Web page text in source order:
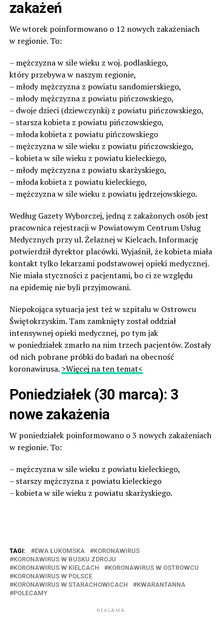
zakażeń
We wtorek poinformowano o 12 nowych zakażeniach
w regionie. To:
– mężczyzna w sile wieku z woj. podlaskiego,
który przebywa w naszym regionie,
– młody mężczyzna z powiatu sandomierskiego,
– młody mężczyzna z powiatu pińczowskiego,
– dwoje dzieci (dziewczynki) z powiatu pińczowskiego,
– starsza kobieta z powiatu pińczowskiego,
– młoda kobieta z powiatu pińczowskiego
– mężczyzna w sile wieku z powiatu pińczowskiego,
– kobieta w sile wieku z powiatu kieleckiego,
– młody mężczyzna z powiatu skarżyskiego,
– młoda kobieta z powiatu kieleckiego,
– mężczyzna w sile wieku z powiatu jędrzejowskiego.
Według Gazety Wyborczej, jedną z zakażonych osób jest
pracownica rejestracji w Powiatowym Centrum Usług
Medycznych przy ul. Żelaznej w Kielcach. Informację
potwierdził dyrektor placówki. Wyjaśnił, że kobieta miała
kontakt tylko lekarzami podstawowej opieki medycznej.
Nie miała styczności z pacjentami, bo ci ze względu
na epidemię nie byli przyjmowani.
Niepokojąca sytuacja jest też w szpitalu w Ostrowcu
Świętokrzyskim. Tam zamknięty został oddział
intensywnej opieki medycznej, po tym jak
w poniedziałek zmarło na nim trzech pacjentów. Zostały
od nich pobrane próbki do badań na obecność
koronawirusa. >Więcej na ten temat<
Poniedziałek (30 marca): 3
nowe zakażenia
W poniedziałek poinformowano o 3 nowych zakażeniach
w regionie. To:
– mężczyzna w sile wieku z powiatu kieleckiego,
– starszy mężczyzna z powiatu kieleckiego
– kobieta w sile wieku z powiatu skarżyskiego.
TAGI: EWA ŁUKOMSKA
KORONAWIRUS
KORONAWIRUS W BUSKU ZDROJU
KORONAWIRUS W KIELCACH
KORONAWIRUS W OSTROWCU
KORONAWIRUS W POLSCE
KORONAWIRUS W STARACHOWICACH
KWARANTANNA
POLECAMY
REKLAMA